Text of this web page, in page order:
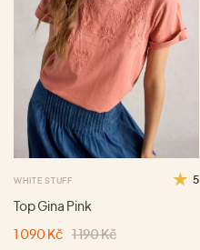
WHITE STUFF 5
Top Gina Pink
1 090 Kč 1 190 Kč